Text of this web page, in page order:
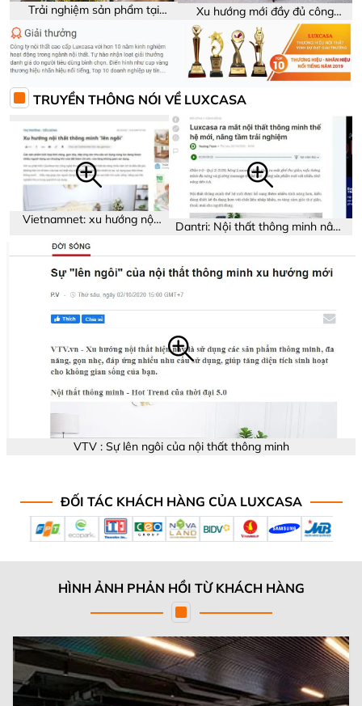
Trải nghiệm sản phẩm tại
showroom Luxcasa
Xu hướng mới đầy đủ công
năng trên sản phẩm
TRUYỀN THÔNG NÓI VỀ LUXCASA
Vietnamnet: xu hướng nội
Dantri: Nội thất thông minh nâng
VTV : Sự lên ngôi của nội thất thông minh
ĐỐI TÁC KHÁCH HÀNG CỦA LUXCASA
HÌNH ẢNH PHẢN HỒI TỪ KHÁCH HÀNG